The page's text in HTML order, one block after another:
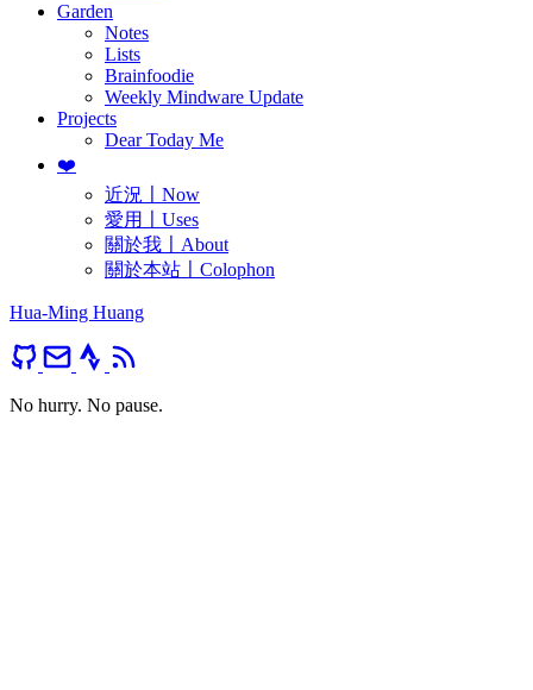
Garden
Notes
Lists
Brainfoodie
Weekly Mindware Update
Projects
Dear Today Me
❤️
近況〡Now
愛用〡Uses
關於我〡About
關於本站〡Colophon
Hua-Ming Huang
No hurry. No pause.